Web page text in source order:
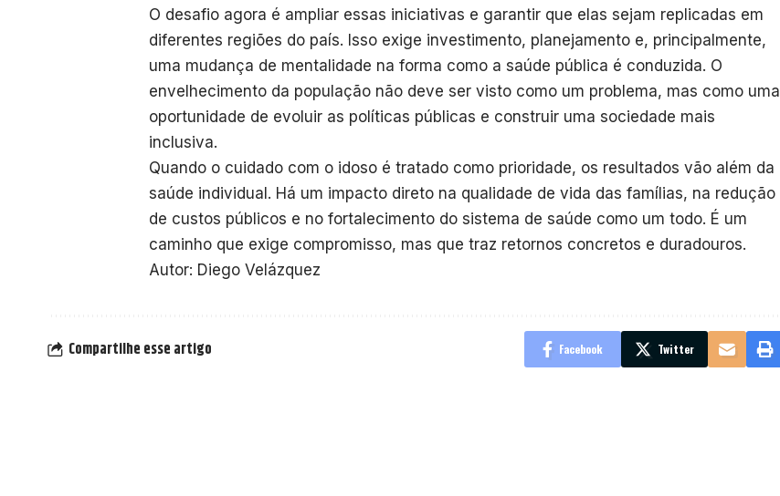
O desafio agora é ampliar essas iniciativas e garantir que elas sejam replicadas em
diferentes regiões do país. Isso exige investimento, planejamento e, principalmente,
uma mudança de mentalidade na forma como a saúde pública é conduzida. O
envelhecimento da população não deve ser visto como um problema, mas como uma
oportunidade de evoluir as políticas públicas e construir uma sociedade mais
inclusiva.
Quando o cuidado com o idoso é tratado como prioridade, os resultados vão além da
saúde individual. Há um impacto direto na qualidade de vida das famílias, na redução
de custos públicos e no fortalecimento do sistema de saúde como um todo. É um
caminho que exige compromisso, mas que traz retornos concretos e duradouros.
Autor: Diego Velázquez
Compartilhe esse artigo Facebook Twitter